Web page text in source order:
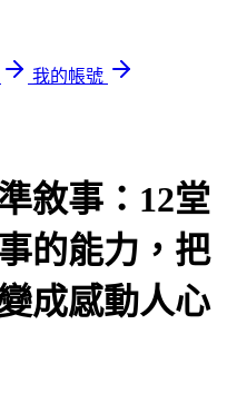
我的帳號
敘事：12堂
的能力，把
成感動人心